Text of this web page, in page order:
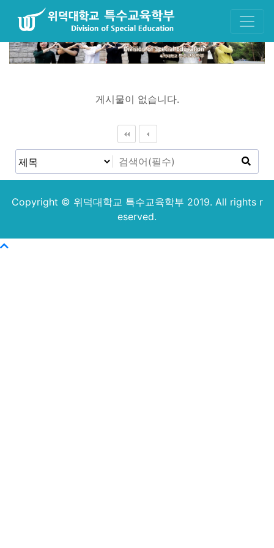
게시물이 없습니다.
Copyright © 위덕대학교 특수교육학부 2019. All rights r
eserved.